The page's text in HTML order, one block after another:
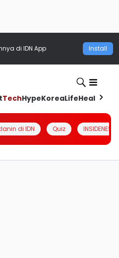
di IDN App Install
TechHypeKoreaLifeHealth
di IDN Quiz INSIDENESIA